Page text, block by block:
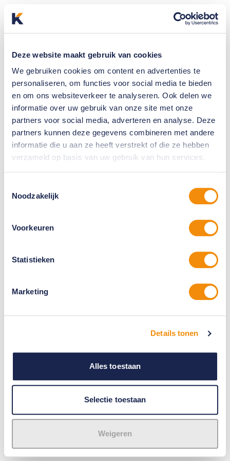
Deze website maakt gebruik van cookies
We gebruiken cookies om content en advertenties te
personaliseren, om functies voor social media te bieden
en om ons websiteverkeer te analyseren. Ook delen we
informatie over uw gebruik van onze site met onze
partners voor social media, adverteren en analyse. Deze
partners kunnen deze gegevens combineren met andere
informatie die u aan ze heeft verstrekt of die ze hebben
verzameld op basis van uw gebruik van hun services.
Noodzakelijk
Voorkeuren
Statistieken
Marketing
Details tonen
Alles toestaan
Selectie toestaan
Weigeren